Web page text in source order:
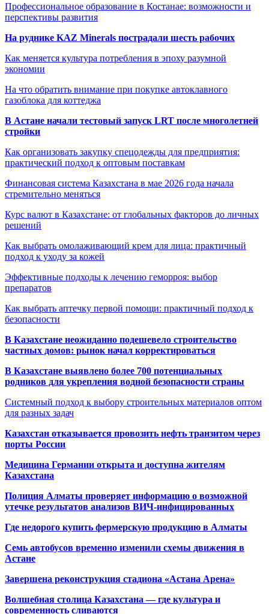
Профессиональное образование в Костанае: возможности и
перспективы развития
На руднике KAZ Minerals пострадали шесть рабочих
Как меняется культура потребления в эпоху разумной
экономии
На что обратить внимание при покупке автоклавного
газоблока для коттеджа
В Астане начали тестовый запуск LRT после многолетней
стройки
Как организовать закупку спецодежды для предприятия:
практический подход к оптовым поставкам
Финансовая система Казахстана в мае 2026 года начала
стремительно меняться
Курс валют в Казахстане: от глобальных факторов до личных
решений
Как выбрать омолаживающий крем для лица: практичный
подход к уходу за кожей
Эффективные подходы к лечению геморроя: выбор
препаратов
Как выбрать аптечку первой помощи: практичный подход к
безопасности
В Казахстане неожиданно подешевело строительство
частных домов: рынок начал корректироваться
В Казахстане выявлено более 700 потенциальных
родников для укрепления водной безопасности страны
Системный подход к выбору строительных материалов оптом
для разных задач
Казахстан отказывается провозить нефть транзитом через
порты России
Медицина Германии открыта и доступна жителям
Казахстана
Полиция Алматы проверяет информацию о возможной
утечке результатов анализов ВИЧ-инфицированных
Где недорого купить фермерскую продукцию в Алматы
Семь автобусов временно изменили схемы движения в
Астане
Завершена реконструкция стадиона «Астана Арена»
Волшебная столица Казахстана — где культура и
современность сливаются